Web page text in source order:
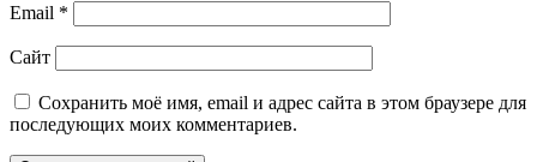
Email *
Сайт
Сохранить моё имя, email и адрес сайта в этом браузере для
последующих моих комментариев.